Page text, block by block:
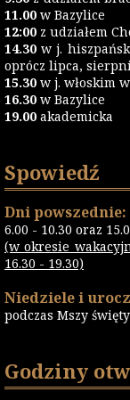
11.00 w Bazylice
12:00 z udziałem
14.30 w j.
oprócz lipca,
15.30 w j. włoskim
16.30 w Bazylice
19.00 akademicka
Spowiedź
Dni powszednie:
6.00 - 10.30 oraz
(w okresie
16.30 - 19.30)
Niedziele i
podczas Mszy
Godziny